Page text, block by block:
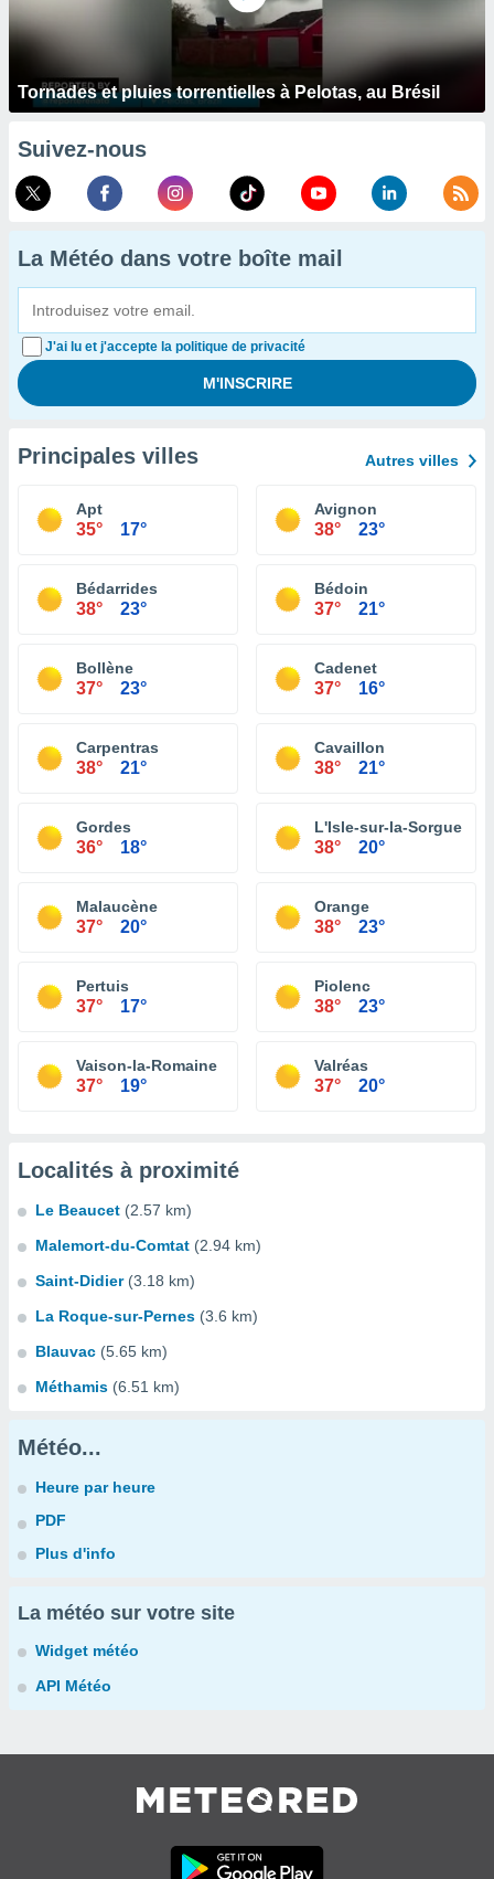
Tornades et pluies torrentielles à Pelotas, au Brésil
Suivez-nous
La Météo dans votre boîte mail
J'ai lu et j'accepte la politique de privacité
Principales villes Autres villes
Apt
35° 17°
Avignon
38° 23°
Bédarrides
38° 23°
Bédoin
37° 21°
Bollène
37° 23°
Cadenet
37° 16°
Carpentras
38° 21°
Cavaillon
38° 21°
Gordes
36° 18°
L'Isle-sur-la-Sorgue
38° 20°
Malaucène
37° 20°
Orange
38° 23°
Pertuis
37° 17°
Piolenc
38° 23°
Vaison-la-Romaine
37° 19°
Valréas
37° 20°
Localités à proximité
Le Beaucet (2.57 km)
Malemort-du-Comtat (2.94 km)
Saint-Didier (3.18 km)
La Roque-sur-Pernes (3.6 km)
Blauvac (5.65 km)
Méthamis (6.51 km)
Météo...
Heure par heure
PDF
Plus d'info
La météo sur votre site
Widget météo
API Météo